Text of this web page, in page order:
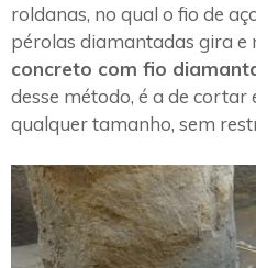
roldanas, no qual o fio de
pérolas diamantadas gira e
concreto com fio
desse método, é a de
qualquer tamanho, sem